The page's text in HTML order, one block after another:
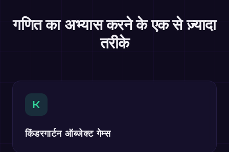
गणित का अभ्यास करने के एक से ज़्यादा
तरीके
K
किंडरगार्टन ऑब्जेक्ट गेम्स